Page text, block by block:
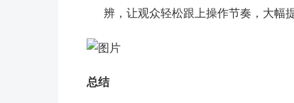
辨，让观众轻松跟上操作节奏，大幅
总结